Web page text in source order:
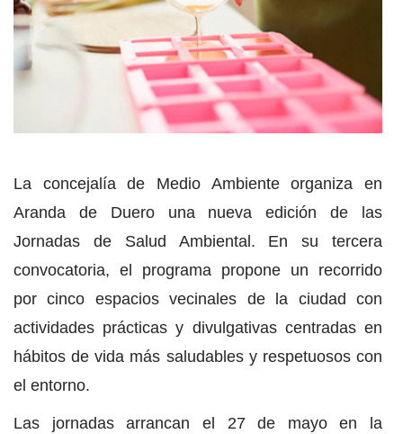
La concejalía de Medio Ambiente organiza en
Aranda de Duero una nueva edición de las
Jornadas de Salud Ambiental. En su tercera
convocatoria, el programa propone un recorrido
por cinco espacios vecinales de la ciudad con
actividades prácticas y divulgativas centradas en
hábitos de vida más saludables y respetuosos con
el entorno.
Las jornadas arrancan el 27 de mayo en la